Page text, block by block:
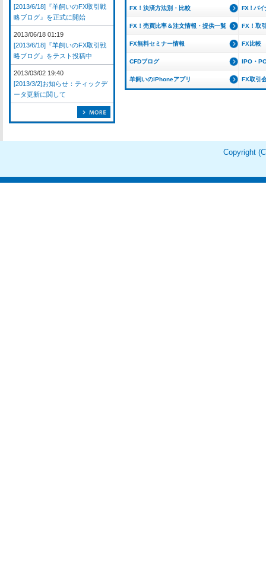
FX！決済方法別・比較 FX！バイ
FX！売買比率＆注文情報・提供一覧 FX！取
FX無料セミナー情報 FX比較
CFDブログ IPO・
羊飼いのiPhoneアプリ FX取引
[2013/6/18]『羊飼いのFX取引戦
略ブログ』を正式に開始
2013/06/18 01:19
[2013/6/18]『羊飼いのFX取引戦
略ブログ』をテスト投稿中
2013/03/02 19:40
[2013/3/2]お知らせ：ティックデ
ータ更新に関して
Copyright